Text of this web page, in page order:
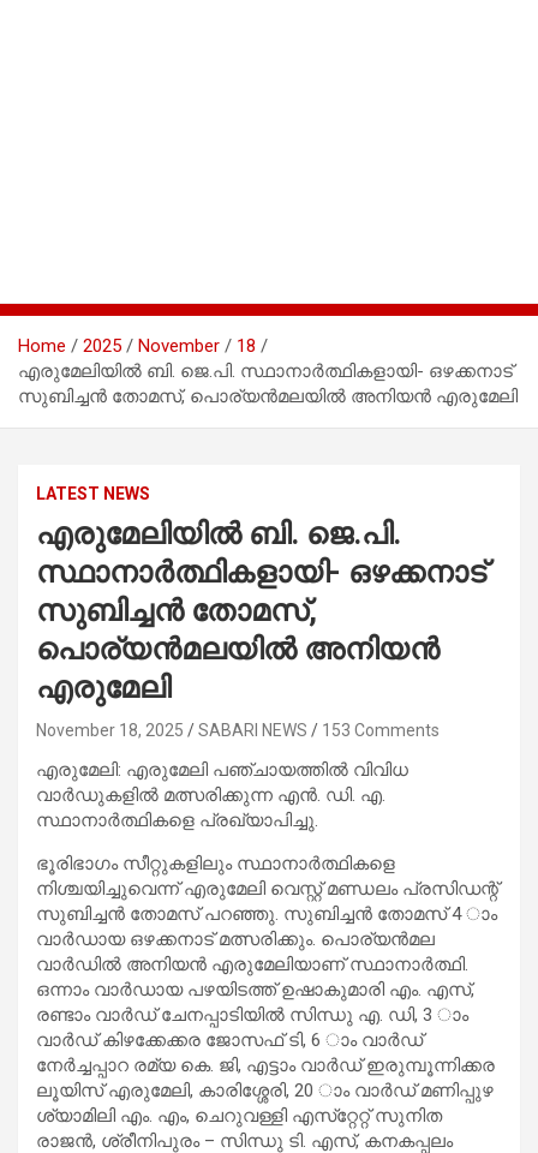
Home 2025 November
18
എരുമേലിയിൽ ബി. ജെ.പി. സ്ഥാനാര്‍ത്ഥികളായി- ഒഴക്കനാട്
സുബിച്ചന്‍ തോമസ്, പൊര്യന്‍മലയില്‍ അനിയന്‍ എരുമേലി
LATEST NEWS
എരുമേലിയിൽ ബി. ജെ.പി.
സ്ഥാനാര്‍ത്ഥികളായി- ഒഴക്കനാട്
സുബിച്ചന്‍ തോമസ്,
പൊര്യന്‍മലയില്‍ അനിയന്‍
എരുമേലി
November 18, 2025 SABARI NEWS 153 Comments
എരുമേലി: എരുമേലി പഞ്ചായത്തില്‍ വിവിധ
വാര്‍ഡുകളില്‍ മത്സരിക്കുന്ന എന്‍. ഡി. എ.
സ്ഥാനാര്‍ത്ഥികളെ പ്രഖ്യാപിച്ചു.
ഭൂരിഭാഗം സീറ്റുകളിലും സ്ഥാനാര്‍ത്ഥികളെ
നിശ്ചയിച്ചുവെന്ന് എരുമേലി വെസ്റ്റ് മണ്ഡലം പ്രസിഡന്റ്
സുബിച്ചന്‍ തോമസ് പറഞ്ഞു. സുബിച്ചന്‍ തോമസ് 4 ാം
വാര്‍ഡായ ഒഴക്കനാട് മത്സരിക്കും. പൊര്യന്‍മല
വാര്‍ഡില്‍ അനിയന്‍ എരുമേലിയാണ് സ്ഥാനാര്‍ത്ഥി.
ഒന്നാം വാര്‍ഡായ പഴയിടത്ത് ഉഷാകുമാരി എം. എസ്,
രണ്ടാം വാര്‍ഡ് ചേനപ്പാടിയില്‍ സിന്ധു എ. ഡി, 3 ാം
വാര്‍ഡ് കിഴക്കേക്കര ജോസഫ് ടി, 6 ാം വാര്‍ഡ്
നേര്‍ച്ചപ്പാറ രമ്യ കെ. ജി, എട്ടാം വാര്‍ഡ് ഇരുമ്പൂന്നിക്കര
ലൂയിസ് എരുമേലി, കാരിശ്ശേരി, 20 ാം വാര്‍ഡ് മണിപ്പുഴ
ശ്യാമിലി എം. എം, ചെറുവള്ളി എസ്‌റ്റേറ്റ് സുനിത
രാജന്‍, ശ്രീനിപുരം – സിന്ധു ടി. എസ്, കനകപ്പലം